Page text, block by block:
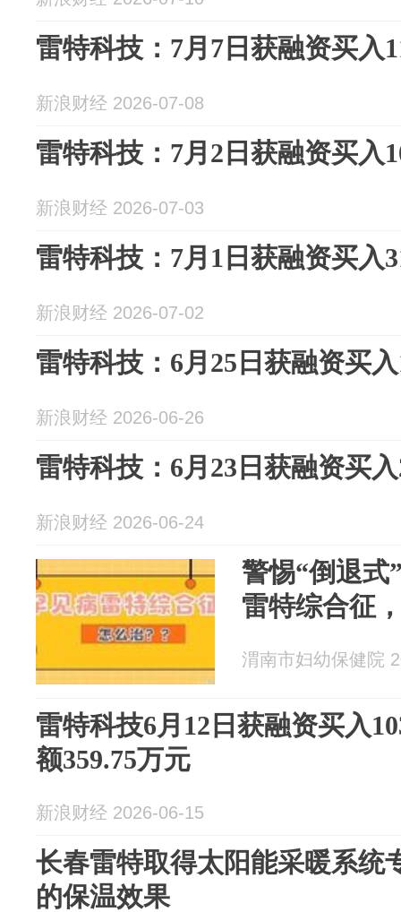
雷特科技：7月7日获融资买入
新浪财经 2026-07-08
雷特科技：7月2日获融资买入
新浪财经 2026-07-03
雷特科技：7月1日获融资买入
新浪财经 2026-07-02
雷特科技：6月25日获融资买
新浪财经 2026-06-26
雷特科技：6月23日获融资买
新浪财经 2026-06-24
警惕“倒退式
雷特综合征
渭南市妇幼保健院
雷特科技6月12日获融资买入
额359.75万元
新浪财经 2026-06-15
长春雷特取得太阳能采暖系统
的保温效果